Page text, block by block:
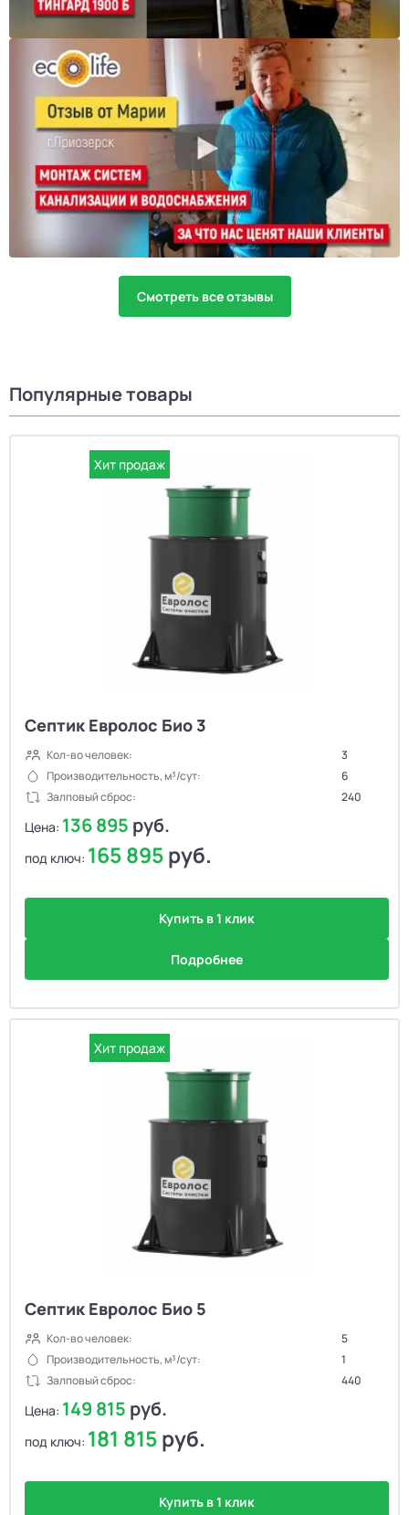
Смотреть все отзывы
Популярные товары
Хит продаж
Септик Евролос Био 3
Кол-во человек:
3
Производительность, м³/сут:
6
Залповый сброс:
240
Цена: 136 895 руб.
под ключ: 165 895руб.
Купить в 1 клик
Подробнее
Хит продаж
Септик Евролос Био 5
Кол-во человек:
5
Производительность, м³/сут:
1
Залповый сброс:
440
Цена: 149 815 руб.
под ключ: 181 815руб.
Купить в 1 клик